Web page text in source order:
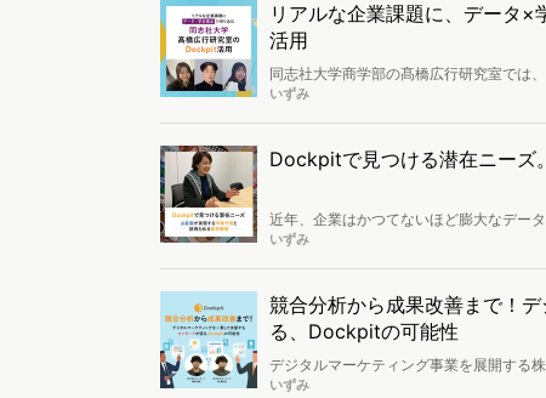
リアルな企業課題に、データ
活用
同志社大学商学部の髙橋広行研究室では
「Dockpit（ドックピット）」を活用し
研究室3回生の佐藤千尋さんと堀彩夏さ
いずみ
Dockpitで見つける潜在ニーズ
近年、企業はかつてないほど膨大なデー
ることに依然として課題を感じているマ
ニーズを可視化。さらに、1年後、3年後
の鈴木美和氏に活用事例とDockpitだから
いずみ
競合分析から成果改善まで！
る、Dockpitの可能性
デジタルマーケティング事業を展開する
から納品まで幅広く活用されています。
いずみ